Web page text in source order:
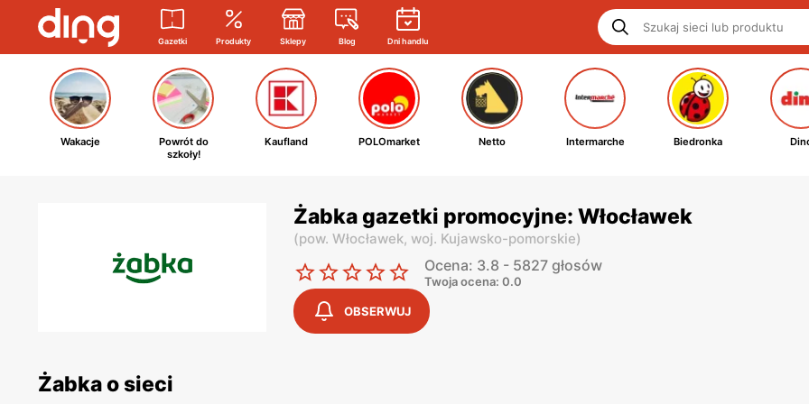
Gazetki Produkty Sklepy Blog Dni handlu
Wakacje
Powrót do
szkoły!
Kaufland POLOmarket Netto Intermarche Biedronka
Żabka gazetki promocyjne: Włocławek
(pow. Włocławek, woj. Kujawsko-pomorskie)
Ocena: 3.8 - 5827 głosów
Twoja ocena: 0.0
OBSERWUJ
Żabka o sieci